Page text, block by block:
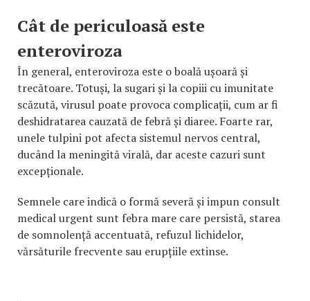
Cât de periculoasă este
enteroviroza
În general, enteroviroza este o boală ușoară și
trecătoare. Totuși, la sugari și la copiii cu imunitate
scăzută, virusul poate provoca complicații, cum ar fi
deshidratarea cauzată de febră și diaree. Foarte rar,
unele tulpini pot afecta sistemul nervos central,
ducând la meningită virală, dar aceste cazuri sunt
excepționale.
Semnele care indică o formă severă și impun consult
medical urgent sunt febra mare care persistă, starea
de somnolență accentuată, refuzul lichidelor,
vărsăturile frecvente sau erupțiile extinse.